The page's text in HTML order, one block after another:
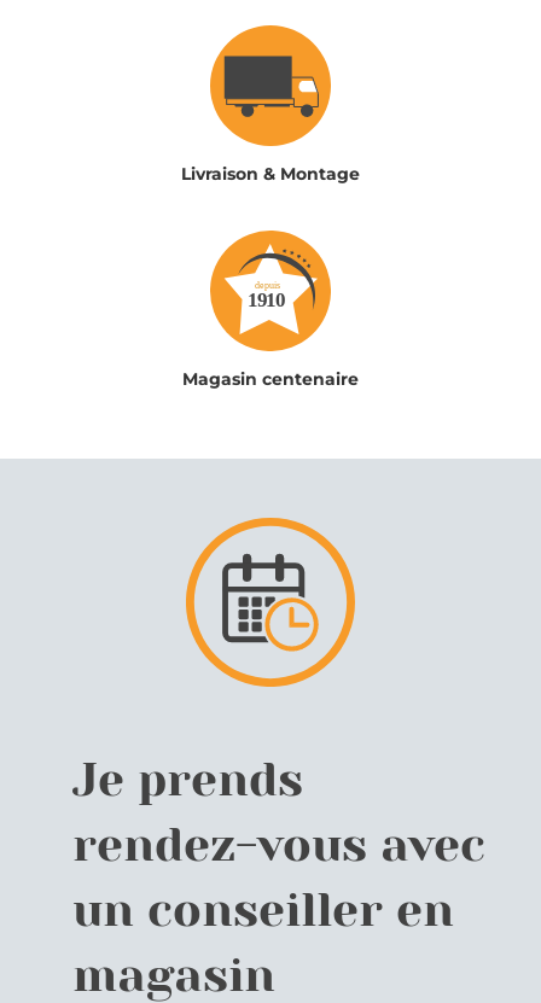
Livraison & Montage
Magasin centenaire
Je prends
rendez-vous avec
un conseiller en
magasin